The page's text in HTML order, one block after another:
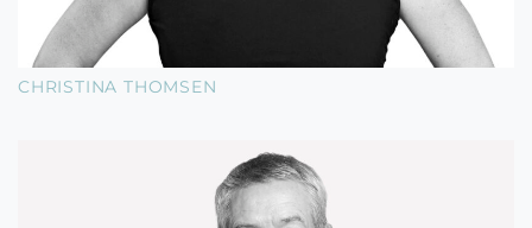
CHRISTINA THOMSEN